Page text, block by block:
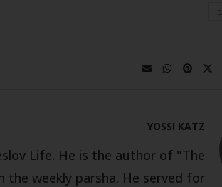
YOSSI KATZ
Life. He is the author of "The
the weekly parsha. He served for